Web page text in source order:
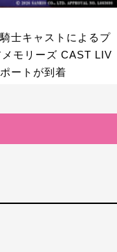
士キャストによるプ
モリーズ CAST LIV
ートが到着